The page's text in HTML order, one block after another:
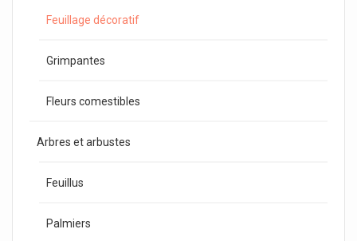
Feuillage décoratif
Grimpantes
Fleurs comestibles
Arbres et arbustes
Feuillus
Palmiers